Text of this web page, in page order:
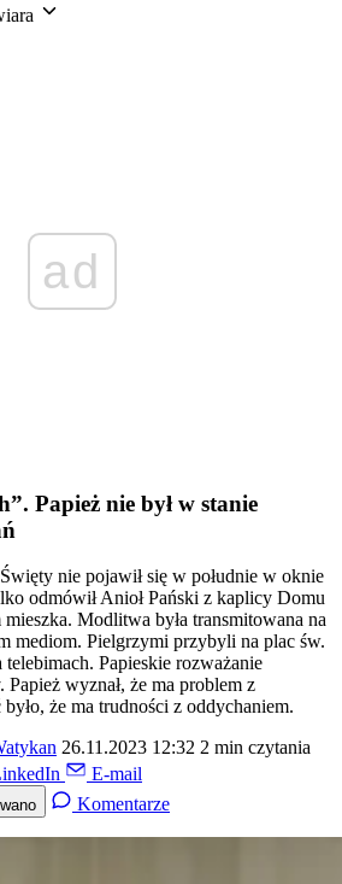
ad
Papież nie był w stanie
nie pojawił się w południe w oknie
odmówił Anioł Pański z kaplicy Domu
Modlitwa była transmitowana na
mediom. Pielgrzymi przybyli na plac św.
Papieskie rozważanie
Papież wyznał, że ma problem z
było, że ma trudności z oddychaniem.
26.11.2023 12:32 2 min czytania
E-mail
Komentarze